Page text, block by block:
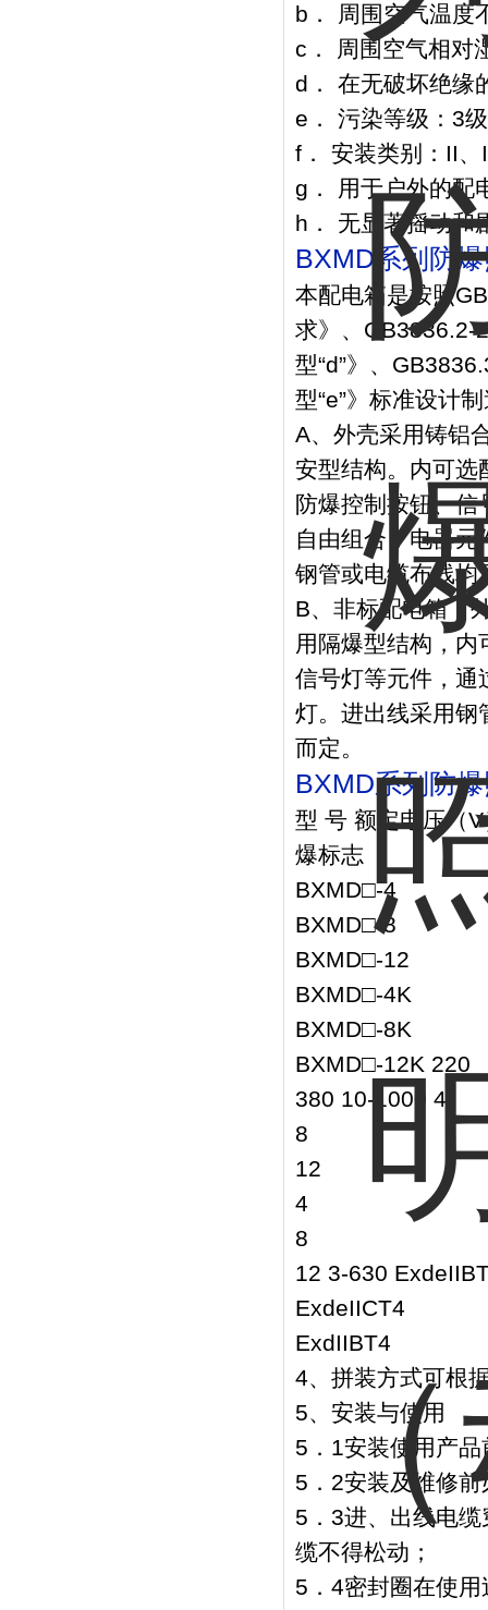
b． 周围空气温
c． 周围空气相对
d． 在无破坏绝缘
e． 污染等级：3
f． 安装类别：II、
g． 用于户外的配
h． 无显著摇动和
BXMD系列防
本配电箱是按照
求》、GB3836.2-
型“d”》、
型“e”》标准设计
A、外壳采用铸铝
安型结构。内可选
防爆控制按钮、
自由组合，电器
钢管或电缆布线均
B、非标配电箱：
用隔爆型结构，
信号灯等元件，通
灯。进出线采用钢
而定。
BXMD系列防
型 号 额定电压（
爆标志
BXMD□-4
BXMD□-8
BXMD□-12
BXMD□-4K
BXMD□-8K
BXMD□-12K 220
380 10-1000 4
8
12
4
8
12 3-630
ExdeIICT4
ExdIIBT4
4、拼装方式可根
5、安装与使用
5．1安装使用产
5．2安装及维修
5．3进、出线电
缆不得松动；
5．4密封圈在使